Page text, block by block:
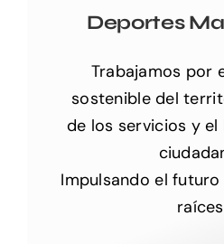
Deportes
Trabajamos por
sostenible del
de los servicios y
Impulsando el